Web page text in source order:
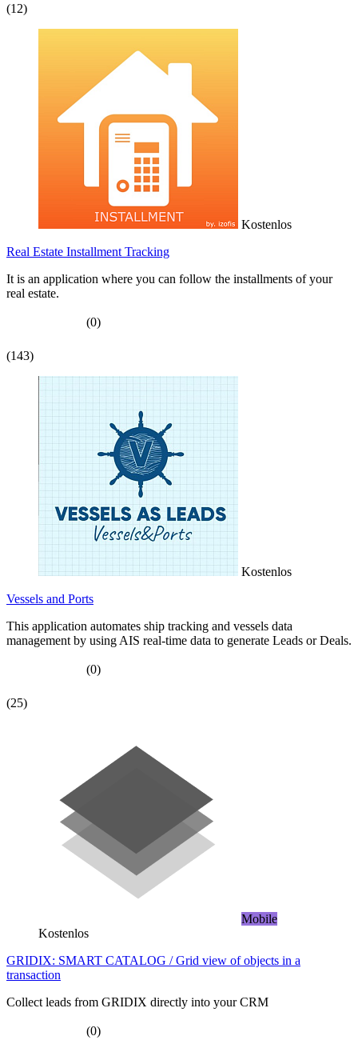
(12)
Kostenlos
Real Estate Installment Tracking
It is an application where you can follow the installments of your
real estate.
(0)
(143)
Kostenlos
Vessels and Ports
This application automates ship tracking and vessels data
management by using AIS real-time data to generate Leads or Deals.
(0)
(25)
Mobile
Kostenlos
GRIDIX: SMART CATALOG / Grid view of objects in a
transaction
Collect leads from GRIDIX directly into your CRM
(0)